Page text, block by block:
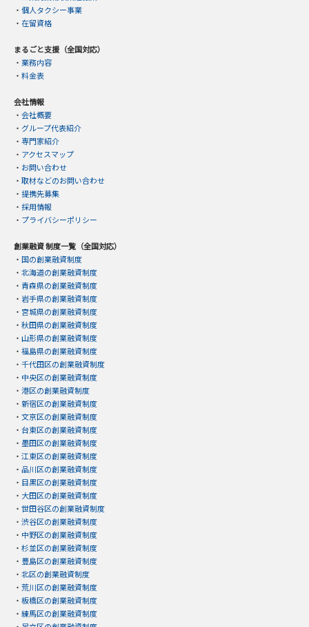
・ 個人タクシー事業
・ 在留資格
まるごと支援（全国対応）
・ 業務内容
・ 料金表
会社情報
・ 会社概要
・ グループ代表紹介
・ 専門家紹介
・ アクセスマップ
・ お問い合わせ
・ 取材などのお問い合わせ
・ 提携先募集
・ 採用情報
・ プライバシーポリシー
創業融資 制度一覧（全国対応）
・ 国の創業融資制度
・ 北海道の創業融資制度
・ 青森県の創業融資制度
・ 岩手県の創業融資制度
・ 宮城県の創業融資制度
・ 秋田県の創業融資制度
・ 山形県の創業融資制度
・ 福島県の創業融資制度
・ 千代田区の創業融資制度
・ 中央区の創業融資制度
・ 港区の創業融資制度
・ 新宿区の創業融資制度
・ 文京区の創業融資制度
・ 台東区の創業融資制度
・ 墨田区の創業融資制度
・ 江東区の創業融資制度
・ 品川区の創業融資制度
・ 目黒区の創業融資制度
・ 大田区の創業融資制度
・ 世田谷区の創業融資制度
・ 渋谷区の創業融資制度
・ 中野区の創業融資制度
・ 杉並区の創業融資制度
・ 豊島区の創業融資制度
・ 北区の創業融資制度
・ 荒川区の創業融資制度
・ 板橋区の創業融資制度
・ 練馬区の創業融資制度